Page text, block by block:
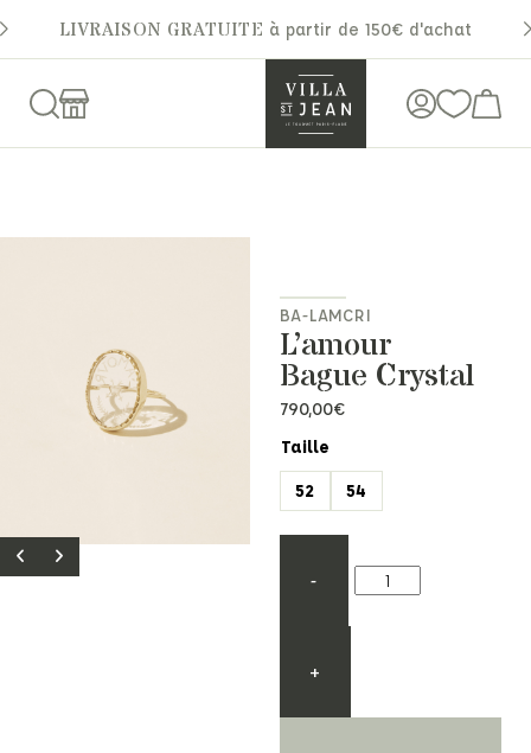
LIVRAISON GRATUITE à partir de 150€ d'achat
BA-LAMCRI
L’amour
Bague Crystal
790,00€
Taille
52
54
-
+